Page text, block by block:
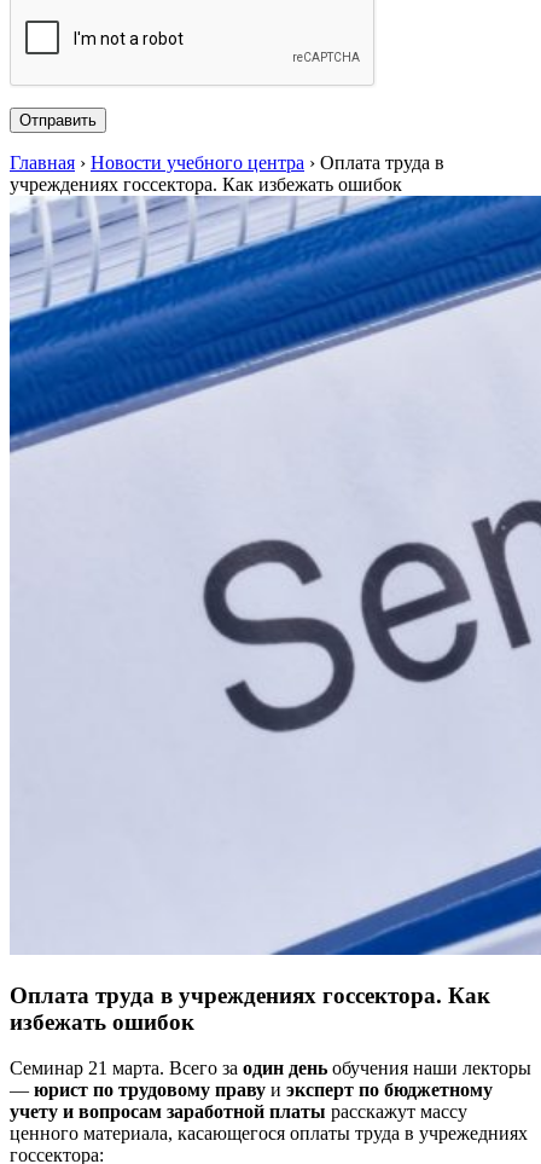
Главная › Новости учебного центра › Оплата труда в
учреждениях госсектора. Как избежать ошибок
Оплата труда в учреждениях госсектора. Как
избежать ошибок
Семинар 21 марта. Всего за один день обучения наши лекторы
— юрист по трудовому праву и эксперт по бюджетному
учету и вопросам заработной платы расскажут массу
ценного материала, касающегося оплаты труда в учрежедниях
госсектора: